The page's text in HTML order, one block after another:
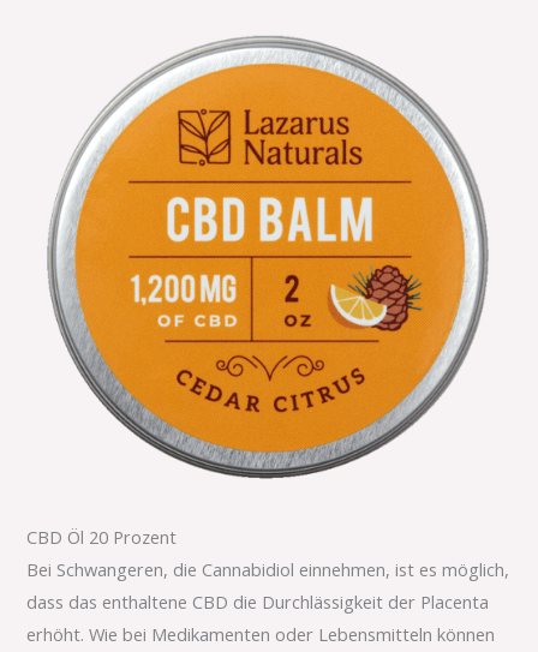
CBD Öl 20 Prozent
Bei Schwangeren, die Cannabidiol einnehmen, ist es möglich,
dass das enthaltene CBD die Durchlässigkeit der Placenta
erhöht. Wie bei Medikamenten oder Lebensmitteln können